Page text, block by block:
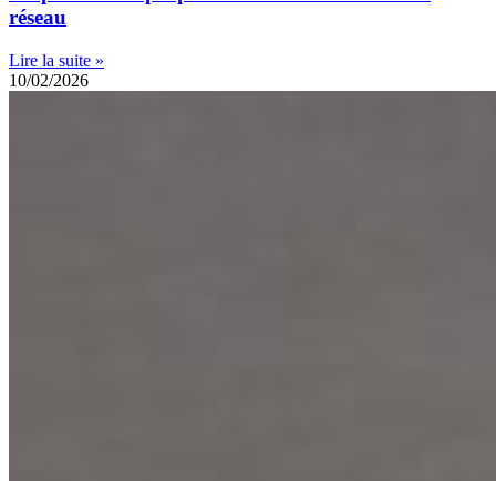
réseau
Lire la suite »
10/02/2026